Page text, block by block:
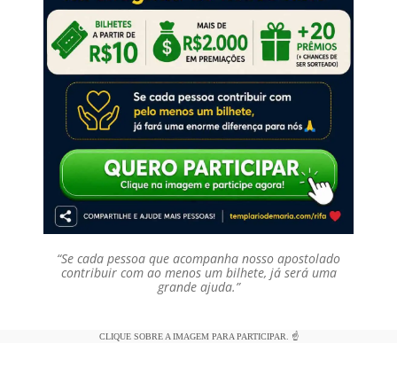
“Se cada pessoa que acompanha nosso apostolado
contribuir com ao menos um bilhete, já será uma
grande ajuda.”
CLIQUE SOBRE A IMAGEM PARA PARTICIPAR. ☝️